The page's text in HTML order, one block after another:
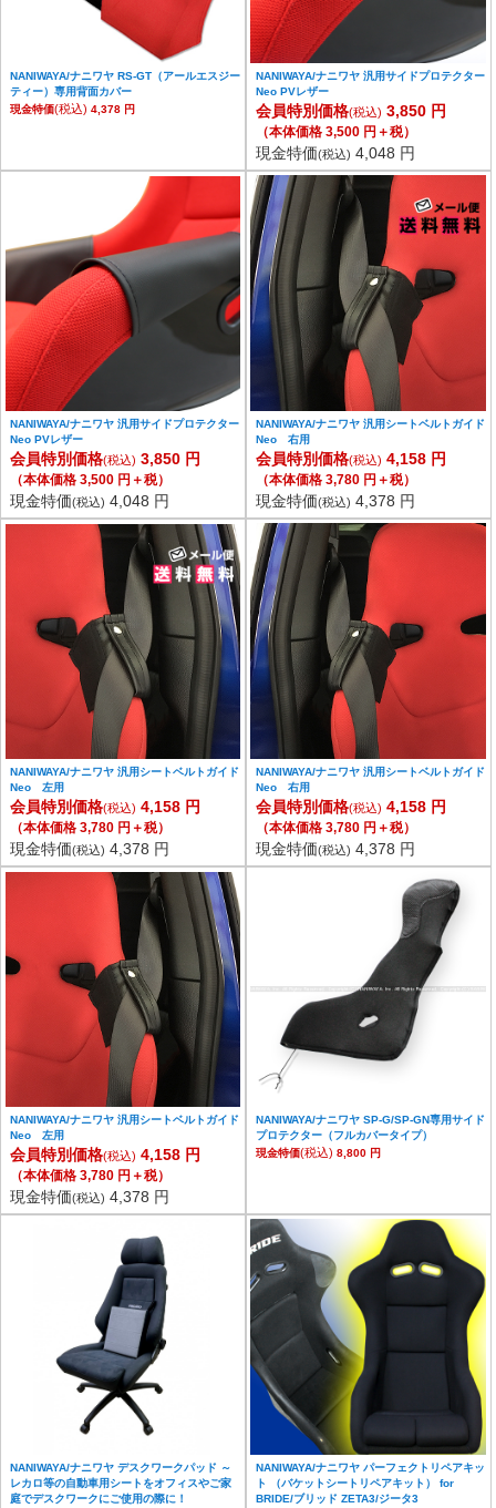
NANIWAYA/ナニワヤ RS-GT（アールエスジー
ティー）専用背面カバー
現金特価(税込) 4,378 円
NANIWAYA/ナニワヤ 汎用サイドプロテクター
Neo PVレザー
会員特別価格(税込) 3,850 円
（本体価格 3,500 円＋税）
現金特価(税込) 4,048 円
NANIWAYA/ナニワヤ 汎用サイドプロテクター
Neo PVレザー
会員特別価格(税込) 3,850 円
（本体価格 3,500 円＋税）
現金特価(税込) 4,048 円
NANIWAYA/ナニワヤ 汎用シートベルトガイド
Neo 右用
会員特別価格(税込) 4,158 円
（本体価格 3,780 円＋税）
現金特価(税込) 4,378 円
NANIWAYA/ナニワヤ 汎用シートベルトガイド
Neo 左用
会員特別価格(税込) 4,158 円
（本体価格 3,780 円＋税）
現金特価(税込) 4,378 円
NANIWAYA/ナニワヤ 汎用シートベルトガイド
Neo 右用
会員特別価格(税込) 4,158 円
（本体価格 3,780 円＋税）
現金特価(税込) 4,378 円
NANIWAYA/ナニワヤ 汎用シートベルトガイド
Neo 左用
会員特別価格(税込) 4,158 円
（本体価格 3,780 円＋税）
現金特価(税込) 4,378 円
NANIWAYA/ナニワヤ SP-G/SP-GN専用サイド
プロテクター（フルカバータイプ）
現金特価(税込) 8,800 円
NANIWAYA/ナニワヤ デスクワークパッド ～
レカロ等の自動車用シートをオフィスやご家
庭でデスクワークにご使用の際に！
NANIWAYA/ナニワヤ パーフェクトリペアキッ
ト （バケットシートリペアキット） for
BRIDE/ブリッド ZETA3/ジータ3